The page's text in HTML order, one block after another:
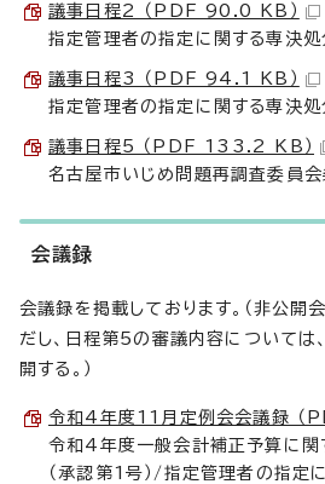
議事日程2 （PDF 90.0 KB）
指定管理者の指定に関する専決処
議事日程3 （PDF 94.1 KB）
指定管理者の指定に関する専決処
議事日程5 （PDF 133.2 KB）
名古屋市いじめ問題再調査委員
会議録
会議録を掲載しております。（非公開
だし、日程第5の審議内容については
開する。）
令和4年度11月定例会会議録
令和4年度一般会計補正予算に関
（承認第1号）/指定管理者の指定